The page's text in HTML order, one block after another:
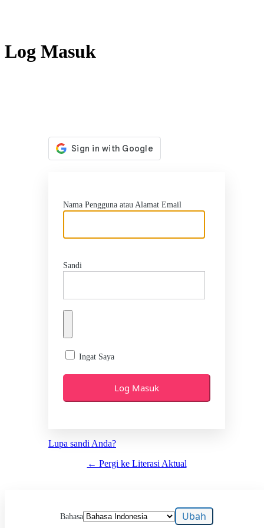
Log Masuk
Nama Pengguna atau Alamat Email
Sandi
Ingat Saya
Lupa sandi Anda?
← Pergi ke Literasi Aktual
Bahasa